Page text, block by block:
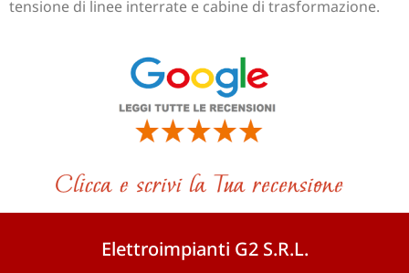
tensione di linee interrate e cabine di trasformazione.
Elettroimpianti G2 S.R.L.